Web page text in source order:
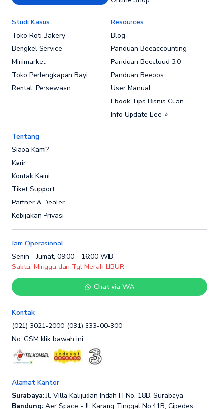
Studi Kasus
Toko Roti Bakery
Bengkel Service
Minimarket
Toko Perlengkapan Bayi
Rental, Persewaan
Resources
Blog
Panduan Beeaccounting
Panduan Beecloud 3.0
Panduan Beepos
User Manual
Ebook Tips Bisnis Cuan
Info Update Bee ⭐
Tentang
Siapa Kami?
Karir
Kontak Kami
Tiket Support
Partner & Dealer
Kebijakan Privasi
Jam Operasional
Senin - Jumat, 09:00 - 16:00 WIB
Sabtu, Minggu dan Tgl Merah LIBUR
Chat via WA
Kontak
(021) 3021-2000 (031) 333-00-300
No. GSM klik bawah ini
Alamat Kantor
Surabaya: Jl. Villa Kalijudan Indah H No. 18B, Surabaya
Bandung: Aer Space - Jl. Karang Tinggal No.41B, Cipedes,